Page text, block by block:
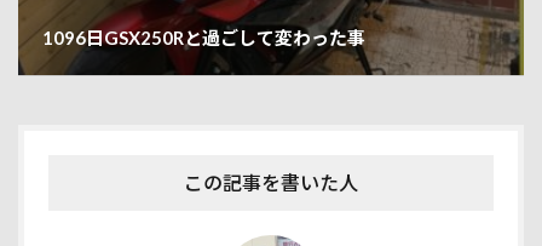
1096日GSX250Rと過ごして変わった事
この記事を書いた人